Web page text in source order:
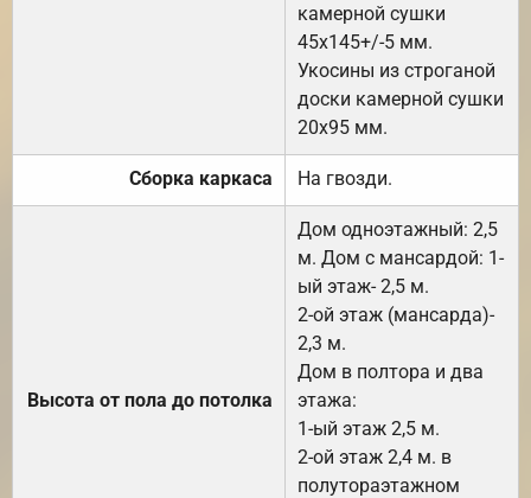
камерной сушки
45х145+/-5 мм.
Укосины из строганой
доски камерной сушки
20х95 мм.
Сборка каркаса На гвозди.
Высота от пола до потолка
Дом одноэтажный: 2,5
м. Дом с мансардой: 1-
ый этаж- 2,5 м.
2-ой этаж (мансарда)-
2,3 м.
Дом в полтора и два
этажа:
1-ый этаж 2,5 м.
2-ой этаж 2,4 м. в
полутораэтажном